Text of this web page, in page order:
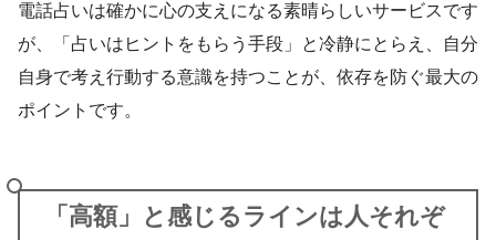
電話占いは確かに心の支えになる素晴らしいサービスです
が、「占いはヒントをもらう手段」と冷静にとらえ、自分
自身で考え行動する意識を持つことが、依存を防ぐ最大の
ポイントです。
「高額」と感じるラインは人それぞ